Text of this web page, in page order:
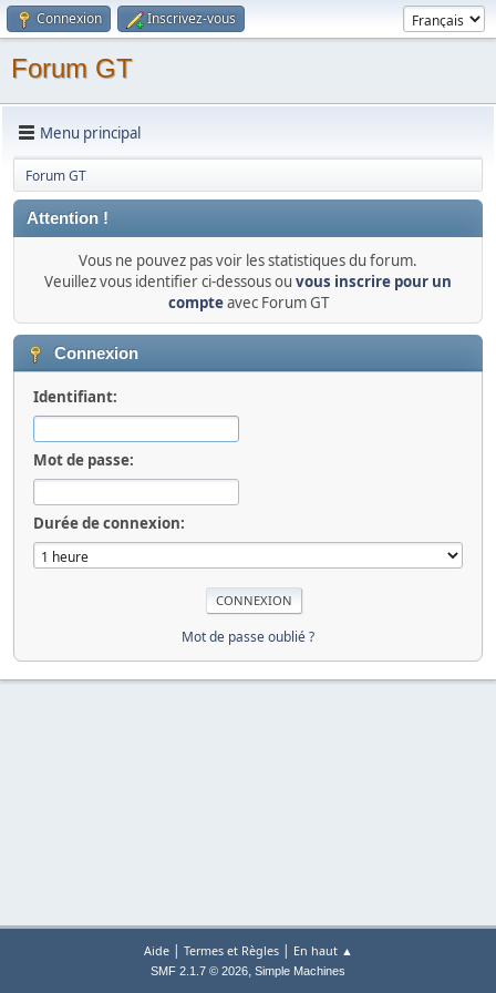
Connexion Inscrivez-vous
Forum GT
Menu principal
Forum GT
Attention !
Vous ne pouvez pas voir les statistiques du forum.
Veuillez vous identifier ci-dessous ou vous inscrire pour un
compteavec Forum GT
Connexion
Identifiant:
Mot de passe:
Durée de connexion:
Mot de passe oublié ?
Aide| Termes et Règles| En haut ▲
SMF 2.1.7 © 2026, Simple Machines